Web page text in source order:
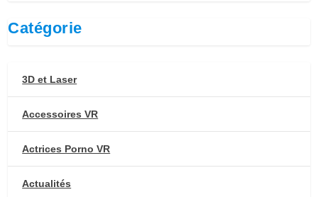
Catégorie
3D et Laser
Accessoires VR
Actrices Porno VR
Actualités